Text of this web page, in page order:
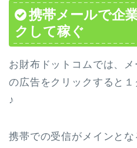
携帯メールで企
クして稼ぐ
お財布ドットコムでは、
の広告をクリックすると
♪
携帯での受信がメインと